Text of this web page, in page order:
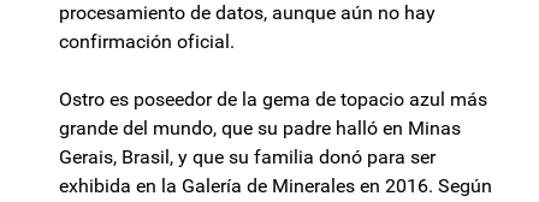
procesamiento de datos, aunque aún no hay
confirmación oficial.
Ostro es poseedor de la gema de topacio azul más
grande del mundo, que su padre halló en Minas
Gerais, Brasil, y que su familia donó para ser
exhibida en la Galería de Minerales en 2016. Según